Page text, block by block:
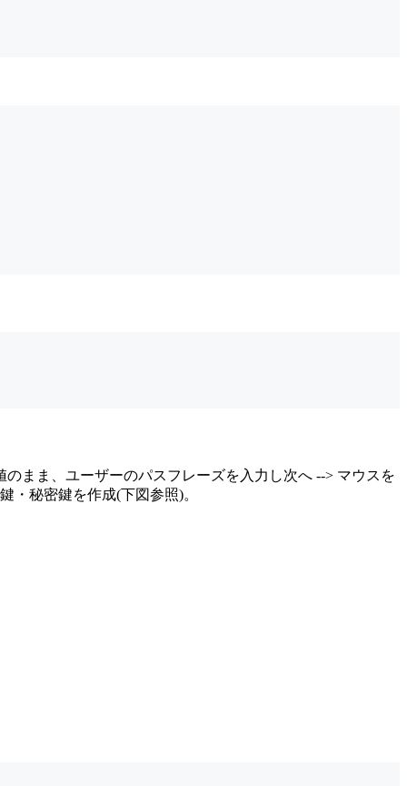
まま、ユーザーのパスフレーズを入力し次へ --> マウスを
・秘密鍵を作成(下図参照)。